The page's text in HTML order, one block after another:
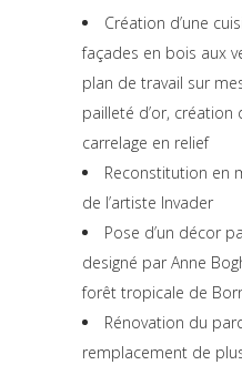
Création d’une
façades en bois aux
plan de travail sur
pailleté d’or, création
carrelage en relief
Reconstitution en
de l’artiste Invader
Pose d’un décor
designé par Anne
forêt tropicale de
Rénovation du
remplacement de